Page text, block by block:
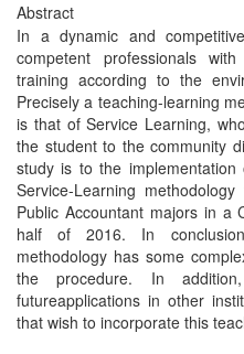
Abstract
In a dynamic and
competent professionals
training according to the
Precisely a teaching-learning
is that of Service Learning,
the student to the community
study is to the
Service-Learning
Public Accountant majors in a
half of 2016. In
methodology has some
the procedure. In
futureapplications in other
that wish to incorporate this